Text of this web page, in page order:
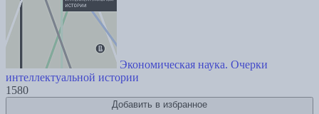
Экономическая наука. Очерки
интеллектуальной истории
1580
Добавить в избранное